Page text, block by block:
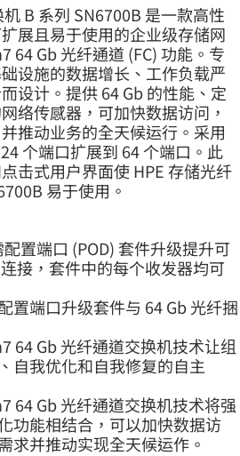
B 系列 SN6700B 是一款高性
展且易于使用的企业级存储网
64 Gb 光纤通道 (FC) 功能。专
设施的数据增长、工作负载严
设计。提供 64 Gb 的性能、定
络传感器，可加快数据访问，
推动业务的全天候运行。采用
个端口扩展到 64 个端口。此
击式用户界面使 HPE 存储光纤
易于使用。
置端口 (POD) 套件升级提升可
接，套件中的每个收发器均可
置端口升级套件与 64 Gb 光纤捆
64 Gb 光纤通道交换机技术让组
自我优化和自我修复的自主
64 Gb 光纤通道交换机技术将强
功能相结合，可以加快数据访
求并推动实现全天候运作。